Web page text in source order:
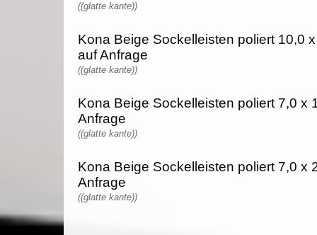
((glatte kante))
Kona Beige Sockelleisten poliert 10,0
auf Anfrage
((glatte kante))
Kona Beige Sockelleisten poliert 7,0 x
Anfrage
((glatte kante))
Kona Beige Sockelleisten poliert 7,0 x
Anfrage
((glatte kante))